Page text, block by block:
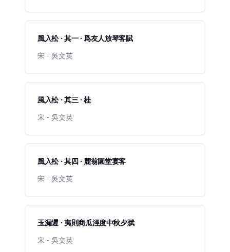
風入松 · 其一 · 爲友人放琴客賦
宋 - 吳文英
風入松 · 其三 · 桂
宋 - 吳文英
風入松 · 其四 · 麓翁園堂宴客
宋 - 吳文英
玉漏遲 · 夷則商瓜涇度中秋夕賦
宋 - 吳文英